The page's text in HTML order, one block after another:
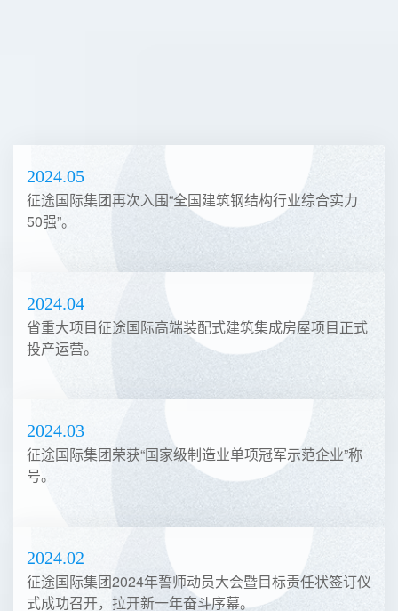
2024.05
征途国际集团再次入围“全国建筑钢结构行业综合实力
50强”。
省重大项目征途国际高端装配式建筑集成房屋项目正式
投产运营。